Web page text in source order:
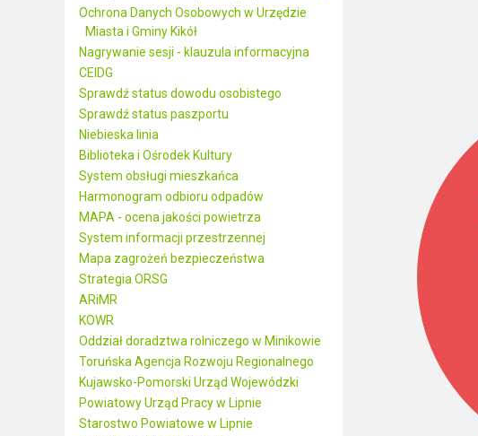
Ochrona Danych Osobowych w Urzędzie
Miasta i Gminy Kikół
Nagrywanie sesji - klauzula informacyjna
CEIDG
Sprawdź status dowodu osobistego
Sprawdź status paszportu
Niebieska linia
Biblioteka i Ośrodek Kultury
System obsługi mieszkańca
Harmonogram odbioru odpadów
MAPA - ocena jakości powietrza
System informacji przestrzennej
Mapa zagrożeń bezpieczeństwa
Strategia ORSG
ARiMR
KOWR
Oddział doradztwa rolniczego w Minikowie
Toruńska Agencja Rozwoju Regionalnego
Kujawsko-Pomorski Urząd Wojewódzki
Powiatowy Urząd Pracy w Lipnie
Starostwo Powiatowe w Lipnie